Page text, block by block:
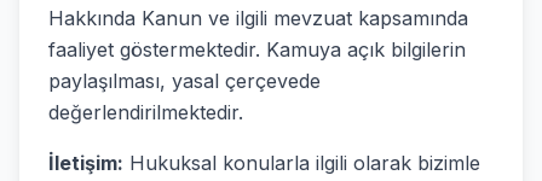
Hakkında Kanun ve ilgili mevzuat kapsamında
faaliyet göstermektedir. Kamuya açık bilgilerin
paylaşılması, yasal çerçevede
değerlendirilmektedir.
İletişim: Hukuksal konularla ilgili olarak bizimle